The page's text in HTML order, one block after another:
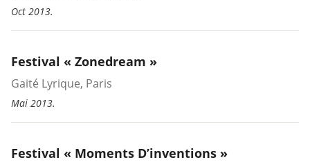
Oct 2013.
Festival « Zonedream »
Gaité Lyrique, Paris
Mai 2013.
Festival « Moments D’inventions »